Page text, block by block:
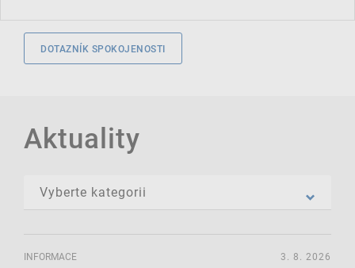
DOTAZNÍK SPOKOJENOSTI
Aktuality
INFORMACE 3. 8. 2026